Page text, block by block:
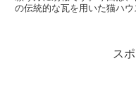
の伝統的な瓦を用いた猫ハウ
ている私が、集めた情報をま
ス